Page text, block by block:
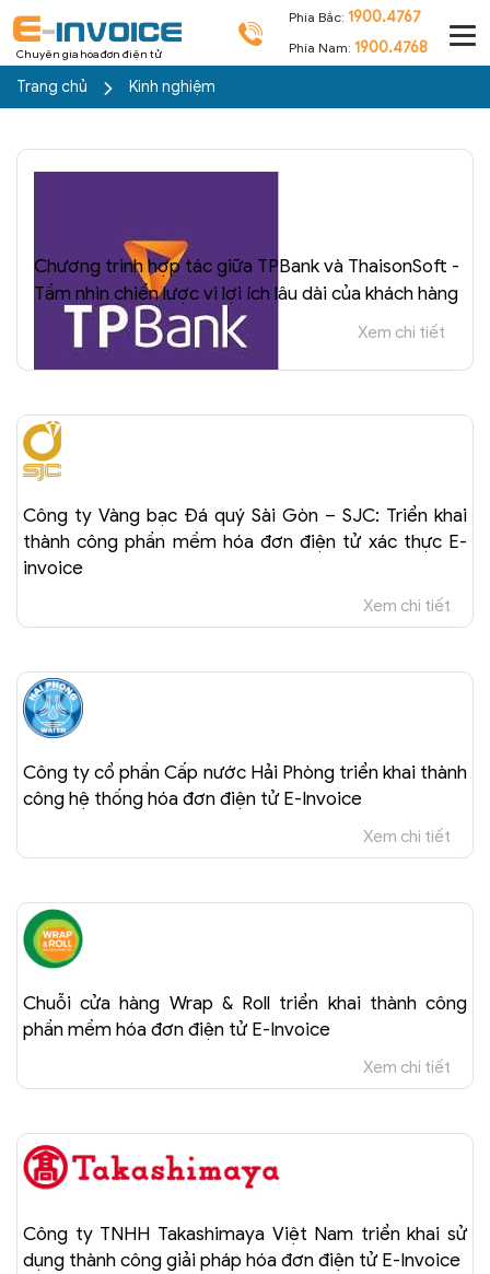
Chuyên gia hóa đơn điện tử
Phía Bắc: 1900.4767
Phía Nam: 1900.4768
Trang chủ Kinh nghiệm
Chương trình hợp tác giữa TPBank và ThaisonSoft -
Tầm nhìn chiến lược vì lợi ích lâu dài của khách hàng
Xem chi tiết
Công ty Vàng bạc Đá quý Sài Gòn – SJC: Triển khai
thành công phần mềm hóa đơn điện tử xác thực E-
invoice
Xem chi tiết
Công ty cổ phần Cấp nước Hải Phòng triển khai thành
công hệ thống hóa đơn điện tử E-Invoice
Xem chi tiết
Chuỗi cửa hàng Wrap & Roll triển khai thành công
phần mềm hóa đơn điện tử E-Invoice
Xem chi tiết
Công ty TNHH Takashimaya Việt Nam triển khai sử
dụng thành công giải pháp hóa đơn điện tử E-Invoice